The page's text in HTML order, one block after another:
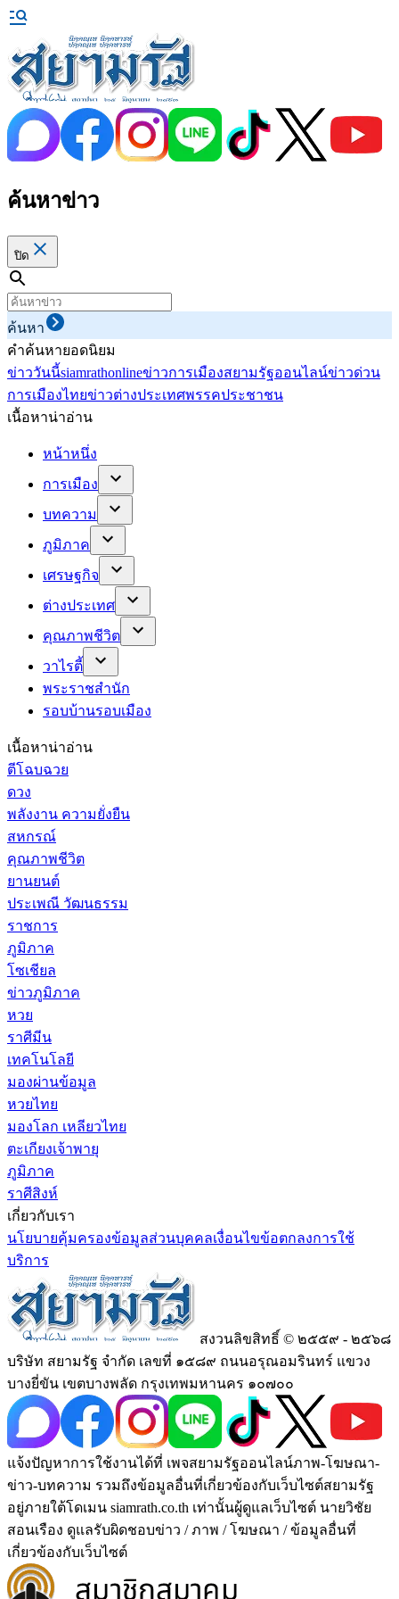
ค้นหาข่าว
ปิด
ค้นหา
คำค้นหายอดนิยม
ข่าววันนี้siamrathonlineข่าวการเมืองสยามรัฐออนไลน์ข่าวด่วน
การเมืองไทยข่าวต่างประเทศพรรคประชาชน
เนื้อหาน่าอ่าน
หน้าหนึ่ง
การเมือง
บทความ
ภูมิภาค
เศรษฐกิจ
ต่างประเทศ
คุณภาพชีวิต
วาไรตี้
พระราชสำนัก
รอบบ้านรอบเมือง
เนื้อหาน่าอ่าน
ตีโฉบฉวย
ดวง
พลังงาน ความยั่งยืน
สหกรณ์
คุณภาพชีวิต
ยานยนต์
ประเพณี วัฒนธรรม
ราชการ
ภูมิภาค
โซเชียล
ข่าวภูมิภาค
หวย
ราศีมีน
เทคโนโลยี
มองผ่านข้อมูล
หวยไทย
มองโลก เหลียวไทย
ตะเกียงเจ้าพายุ
ภูมิภาค
ราศีสิงห์
เกี่ยวกับเรา
นโยบายคุ้มครองข้อมูลส่วนบุคคลเงื่อนไขข้อตกลงการใช้
บริการ
สงวนลิขสิทธิ์ © ๒๕๕๙ - ๒๕๖๘
บริษัท สยามรัฐ จำกัด เลขที่ ๑๕๘๙ ถนนอรุณอมรินทร์ แขวง
บางยี่ขัน เขตบางพลัด กรุงเทพมหานคร ๑๐๗๐๐
แจ้งปัญหาการใช้งานได้ที่ เพจสยามรัฐออนไลน์ภาพ-โฆษณา-
ข่าว-บทความ รวมถึงข้อมูลอื่นที่เกี่ยวข้องกับเว็บไซต์สยามรัฐ
อยู่ภายใต้โดเมน siamrath.co.th เท่านั้นผู้ดูแลเว็บไซต์ นายวิชัย
สอนเรือง ดูแลรับผิดชอบข่าว / ภาพ / โฆษณา / ข้อมูลอื่นที่
เกี่ยวข้องกับเว็บไซต์